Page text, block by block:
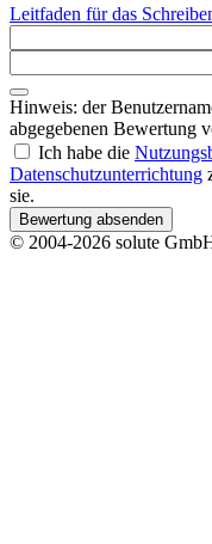
Leitfaden für das
Hinweis: der
abgegebenen Bewertung
Ich habe die
Datenschutzunterrichtung
sie.
Bewertung absenden
© 2004-2026 solute